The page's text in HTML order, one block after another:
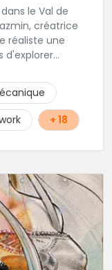
le Val de
réaliste une
un style
Sur place et
+ 18